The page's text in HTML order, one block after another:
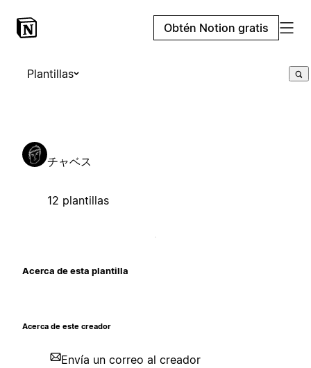
Obtén Notion gratis
Plantillas
チャベス
12 plantillas
Acerca de esta plantilla
Acerca de este creador
Envía un correo al creador